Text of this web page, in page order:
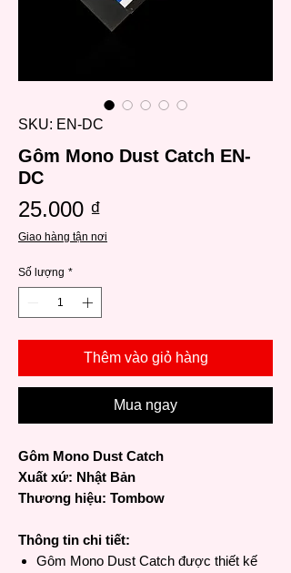
SKU: EN-DC
Gôm Mono Dust Catch EN-
DC
25.000 ₫
Giao hàng tận nơi
Số lượng *
Thêm vào giỏ hàng
Mua ngay
Gôm Mono Dust Catch
Xuất xứ: Nhật Bản
Thương hiệu: Tombow
Thông tin chi tiết:
Gôm Mono Dust Catch được thiết kế